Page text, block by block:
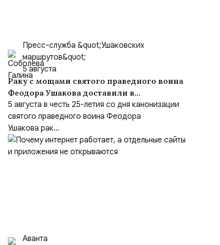
Пресс-служба &quot;Ушаковских
маршрутов&quot;
5 августа
Раку с мощами святого праведного воина
Феодора Ушакова доставили в
Кафедральный собор праведного Феодора
Ушакова в Саранске
5 августа в честь 25-летия со дня канонизации
святого праведного воина Феодора
Ушакова рак...
Аванта